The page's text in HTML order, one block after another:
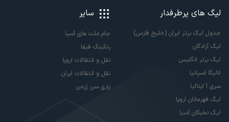
لیگ های پرطرفدار
جدول لیگ برتر ایران (خلیج فارس)
لیگ آزادگان
لیگ برتر انگلیس
لالیگا اسپانیا
سری آ ایتالیا
لیگ قهرمانان اروپا
لیگ نخبگان آسیا
سایر
جام ملت های آسیا
رنکینگ فیفا
نقل و انتقالات اروپا
نقل و انتقالات ایران
پاری سن ژرمن